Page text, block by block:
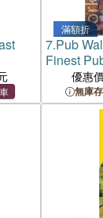
滿額折
7.Pub
Finest
Dales優惠
無庫存